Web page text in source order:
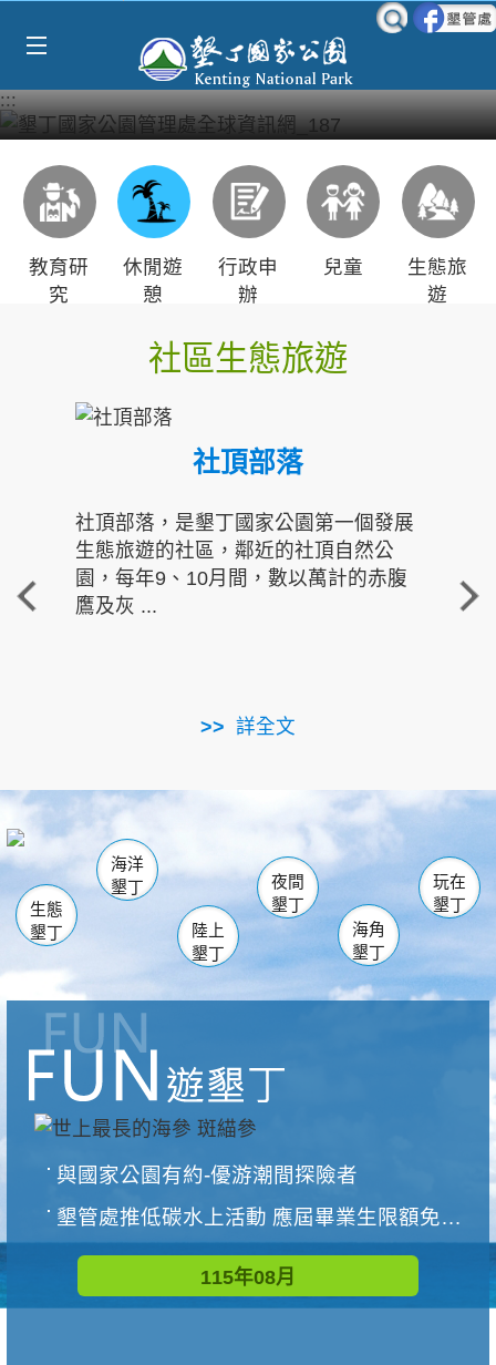
:::
教育研
究
休閒遊
憩
行政申
辦
兒童
生態旅
遊
社區生態旅遊
社頂部落
社頂部落，是墾丁國家公園第一個發展
生態旅遊的社區，鄰近的社頂自然公
園，每年9、10月間，數以萬計的赤腹
鷹及灰 ...
詳全文
重
走進
南仁湖
海生館
恆春 佳樂水
龍鑾潭自然中心 森林遊樂區
瓊麻館
關山 墾管處遊客中心
社頂公園 風吹沙
船帆石
白砂 龍磐公園
香蕉灣
砂島
鵝鑾鼻
生態
墾丁
海洋
墾丁
陸上
墾丁
夜間
墾丁
海角
墾丁
玩在
墾丁
與國家公園有約-優游潮間探險者
墾管處推低碳水上活動 應屆畢業生限額免費參加
115年08月